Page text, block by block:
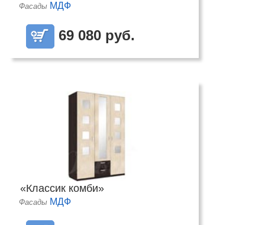
Фасады МДФ
69 080 руб.
«Классик комби»
Фасады МДФ